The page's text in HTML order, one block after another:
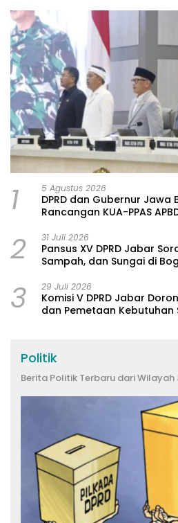
1 5 Agustus 2026
DPRD dan Gubernur
Rancangan KUA-PPAS
2 31 Juli 2026
Pansus XV DPRD Jabar
Sampah, dan Sungai di
3 29 Juli 2026
Komisi V DPRD Jabar
dan Pemetaan Kebutuhan
Politik
Berita Politik Terbaru dari